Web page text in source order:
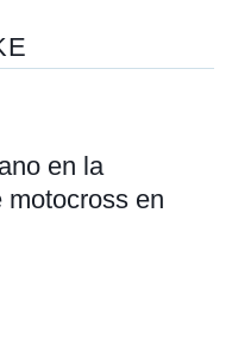
en la
en